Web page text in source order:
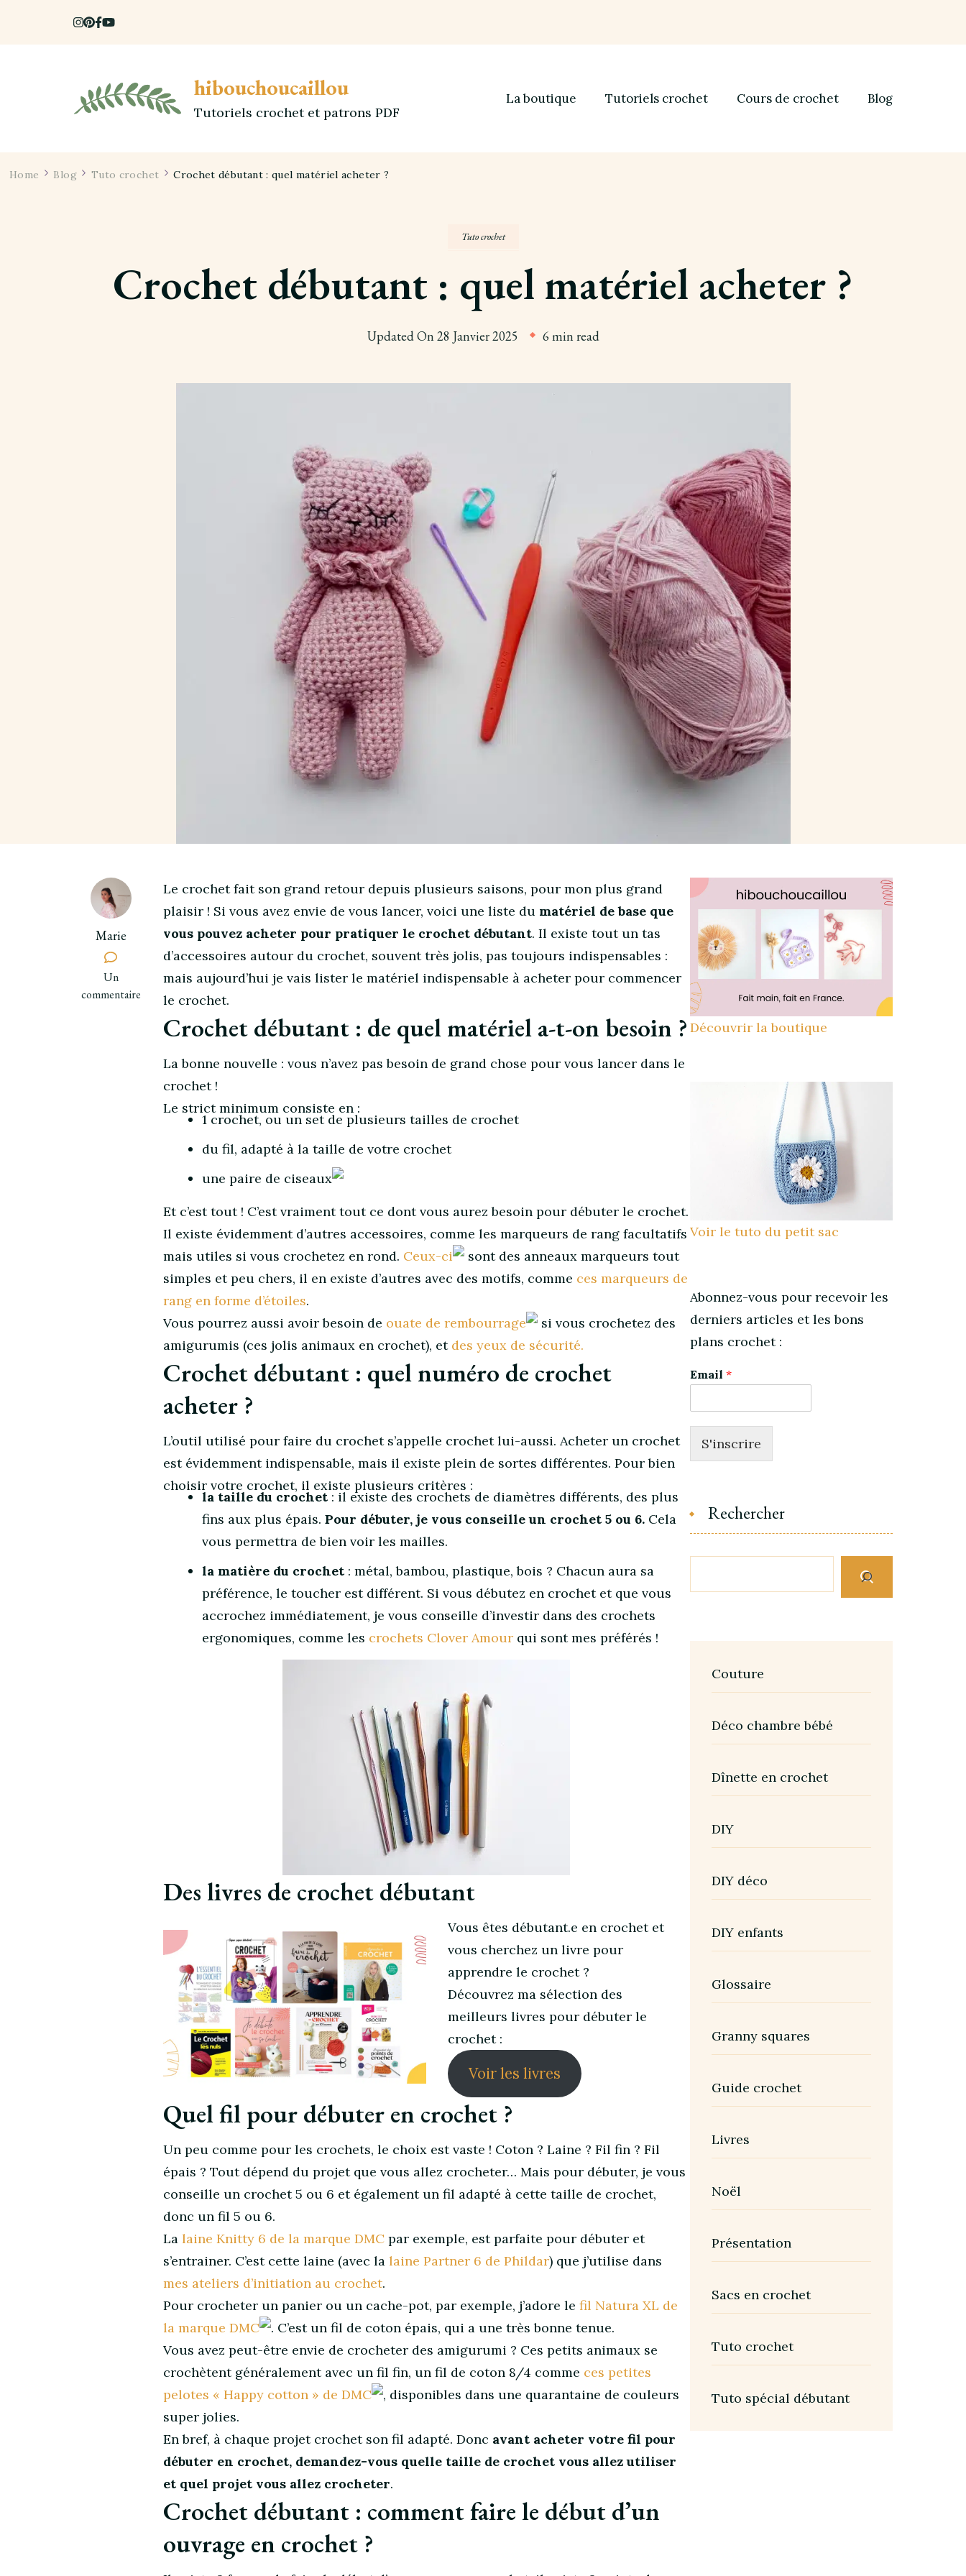
hibouchoucaillou
Tutoriels crochet et patrons PDF
La boutique Tutoriels crochet Cours de crochet Blog
Home Blog Tuto crochet Crochet débutant : quel matériel acheter ?
Tuto crochet
Crochet débutant : quel matériel acheter ?
Updated On28 Janvier 2025 6 min read
Marie
Un
commentaire
sur
Crochet
Le crochet fait son grand retour depuis plusieurs saisons, pour mon plus grand
plaisir ! Si vous avez envie de vous lancer, voici une liste du matériel de base que
vous pouvez acheter pour pratiquer le crochet débutant. Il existe tout un tas
d’accessoires autour du crochet, souvent très jolis, pas toujours indispensables :
mais aujourd’hui je vais lister le matériel indispensable à acheter pour commencer
le crochet.
Crochet débutant : de quel matériel a-t-on besoin ?
La bonne nouvelle : vous n’avez pas besoin de grand chose pour vous lancer dans le
crochet !
Le strict minimum consiste en :
1 crochet, ou un set de plusieurs tailles de crochet
du fil, adapté à la taille de votre crochet
une paire de ciseaux
Et c’est tout ! C’est vraiment tout ce dont vous aurez besoin pour débuter le crochet.
Il existe évidemment d’autres accessoires, comme les marqueurs de rang facultatifs
mais utiles si vous crochetez en rond. Ceux-ci
sont des anneaux marqueurs tout
simples et peu chers, il en existe d’autres avec des motifs, comme ces marqueurs de
rang en forme d’étoiles.
Vous pourrez aussi avoir besoin de ouate de rembourrage
si vous crochetez des
amigurumis (ces jolis animaux en crochet), et des yeux de sécurité.
Crochet débutant : quel numéro de crochet
acheter ?
L’outil utilisé pour faire du crochet s’appelle crochet lui-aussi. Acheter un crochet
est évidemment indispensable, mais il existe plein de sortes différentes. Pour bien
choisir votre crochet, il existe plusieurs critères :
la taille du crochet : il existe des crochets de diamètres différents, des plus
fins aux plus épais. Pour débuter, je vous conseille un crochet 5 ou 6. Cela
vous permettra de bien voir les mailles.
la matière du crochet : métal, bambou, plastique, bois ? Chacun aura sa
préférence, le toucher est différent. Si vous débutez en crochet et que vous
accrochez immédiatement, je vous conseille d’investir dans des crochets
ergonomiques, comme les crochets Clover Amour qui sont mes préférés !
Des livres de crochet débutant
Vous êtes débutant.e en crochet et
vous cherchez un livre pour
apprendre le crochet ?
Découvrez ma sélection des
meilleurs livres pour débuter le
crochet :
Voir les livres
Quel fil pour débuter en crochet ?
Un peu comme pour les crochets, le choix est vaste ! Coton ? Laine ? Fil fin ? Fil
épais ? Tout dépend du projet que vous allez crocheter… Mais pour débuter, je vous
conseille un crochet 5 ou 6 et également un fil adapté à cette taille de crochet,
donc un fil 5 ou 6.
La laine Knitty 6 de la marque DMC par exemple, est parfaite pour débuter et
s’entrainer. C’est cette laine (avec la laine Partner 6 de Phildar) que j’utilise dans
mes ateliers d’initiation au crochet.
Pour crocheter un panier ou un cache-pot, par exemple, j’adore le fil Natura XL de
la marque DMC
. C’est un fil de coton épais, qui a une très bonne tenue.
Vous avez peut-être envie de crocheter des amigurumi ? Ces petits animaux se
crochètent généralement avec un fil fin, un fil de coton 8/4 comme ces petites
pelotes « Happy cotton » de DMC
, disponibles dans une quarantaine de couleurs
super jolies.
En bref, à chaque projet crochet son fil adapté. Donc avant acheter votre fil pour
débuter en crochet, demandez-vous quelle taille de crochet vous allez utiliser
et quel projet vous allez crocheter.
Crochet débutant : comment faire le début d’un
ouvrage en crochet ?
Découvrir la boutique
Voir le tuto du petit sac
Abonnez-vous pour recevoir les
derniers articles et les bons
plans crochet :
Email *
S'inscrire
Rechercher
Couture
Déco chambre bébé
Dînette en crochet
DIY
DIY déco
DIY enfants
Glossaire
Granny squares
Guide crochet
Livres
Noël
Présentation
Sacs en crochet
Tuto crochet
Tuto spécial débutant